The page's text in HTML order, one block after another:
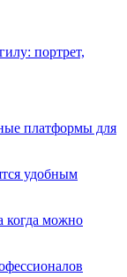
портрет,
платформы для
удобным
когда можно